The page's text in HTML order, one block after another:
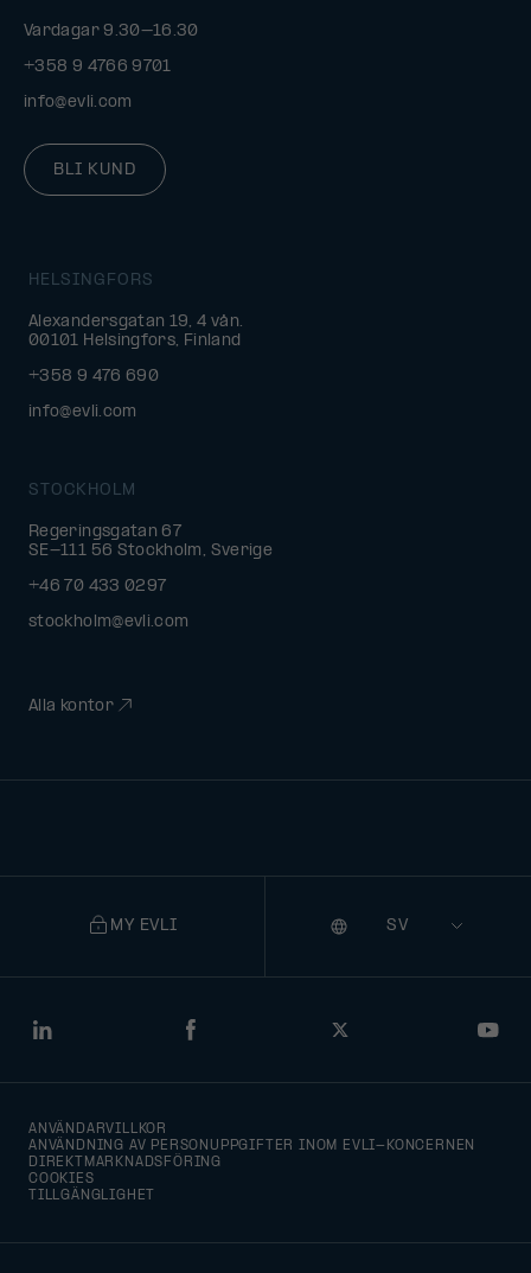
Vardagar 9.30–16.30
+358 9 4766 9701
info@evli.com
BLI KUND
HELSINGFORS
Alexandersgatan 19, 4 vån.
00101 Helsingfors, Finland
+358 9 476 690
info@evli.com
STOCKHOLM
Regeringsgatan 67
SE-111 56 Stockholm, Sverige
+46 70 433 0297
stockholm@evli.com
Alla kontor
LinkedIn Facebook Twitter
MY EVLI
Selecting
that
the
Språk
ANVÄNDARVILLKOR
ANVÄNDNING AV PERSONUPPGIFTER INOM EVLI-KONCERNEN
DIREKTMARKNADSFÖRING
COOKIES
TILLGÄNGLIGHET